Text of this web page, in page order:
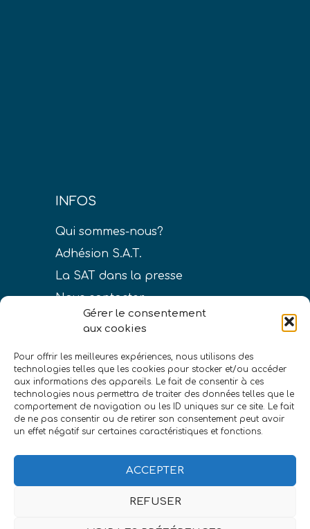
Gérer le consentement
aux cookies
Pour offrir les meilleures expériences, nous utilisons des
technologies telles que les cookies pour stocker et/ou accéder
aux informations des appareils. Le fait de consentir à ces
technologies nous permettra de traiter des données telles que le
comportement de navigation ou les ID uniques sur ce site. Le fait
de ne pas consentir ou de retirer son consentement peut avoir
un effet négatif sur certaines caractéristiques et fonctions.
ACCEPTER
REFUSER
INFOS
Qui sommes-nous?
Adhésion S.A.T.
La SAT dans la presse
Nous contacter
LIENS
Conditions générales de vente
Politique de confidentialité